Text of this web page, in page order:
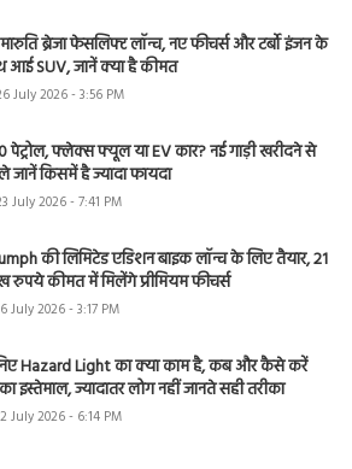
ब्रेजा फेसलिफ्ट लॉन्च, नए फीचर्स और टर्बो इंजन के
आई SUV, जानें क्या है कीमत
July 2026 - 3:56 PM
पेट्रोल, फ्लेक्स फ्यूल या EV कार? नई गाड़ी खरीदने से
जानें किसमें है ज्यादा फायदा
July 2026 - 7:41 PM
की लिमिटेड एडिशन बाइक लॉन्च के लिए तैयार, 21
रुपये कीमत में मिलेंगे प्रीमियम फीचर्स
July 2026 - 3:17 PM
Hazard Light का क्या काम है, कब और कैसे करें
इस्तेमाल, ज्यादातर लोग नहीं जानते सही तरीका
July 2026 - 6:14 PM